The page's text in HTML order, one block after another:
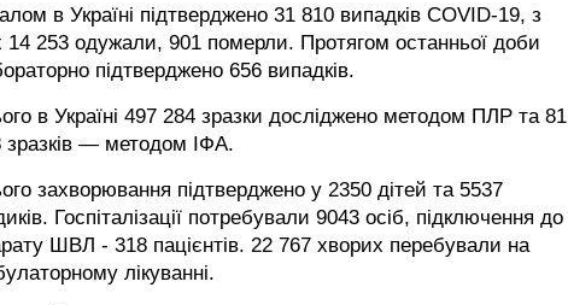
в Україні підтверджено 31 810 випадків COVID-19, з
14 253 одужали, 901 померли. Протягом останньої доби
підтверджено 656 випадків.
в Україні 497 284 зразки досліджено методом ПЛР та 81
зразків — методом ІФА.
захворювання підтверджено у 2350 дітей та 5537
Госпіталізації потребували 9043 осіб, підключення до
ШВЛ - 318 пацієнтів. 22 767 хворих перебували на
лікуванні.